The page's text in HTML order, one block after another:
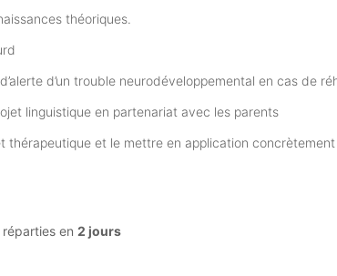
théoriques.
d’un trouble neurodéveloppemental en cas de
linguistique en partenariat avec les parents
thérapeutique et le mettre en application concrètement
réparties en 2 jours